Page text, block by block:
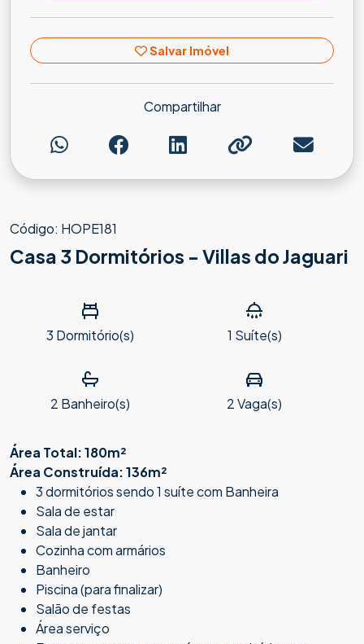
Código: HOPE181
Casa 3 Dormitórios - Villas do Jaguari
3 Dormitório(s) 1 Suíte(s)
2 Banheiro(s) 2Vaga(s)
Área Total: 180m²
Área Construída: 136m²
3 dormitórios sendo 1 suíte com Banheira
Sala de estar
Sala de jantar
Cozinha com armários
Banheiro
Piscina (para finalizar)
Salão de festas
Área serviço
Salvar Imóvel
Compartilhar